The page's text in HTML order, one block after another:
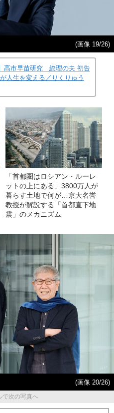
(画像 19/26)
高市早苗研究 総理の夫 初告
人生を変える／りくりゅう
「首都圏はロシアン・ルーレ
ットの上にある」3800万人が
暮らす土地で何が…京大名誉
教授が解説する「首都直下地
震」のメカニズム
(画像 20/26)
で次の写真へ